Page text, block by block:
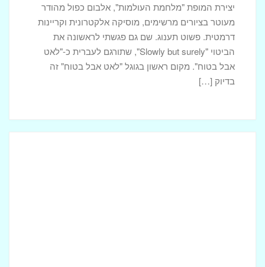
יצירת המופת "מלחמת העולמות", אלבום כפול מהודר
מעוטר בציורים מרשימים, מוסיקה אלקטרונית וקריינות
דרמטית. פשוט תענוג. שם גם פגשתי לראשונה את
הביטוי "Slowly but surely", שתורגם לעברית כ-"לאט
אבל בטוח". מקום ראשון בגוגל "לאט אבל בטוח" זה
בדיוק […]